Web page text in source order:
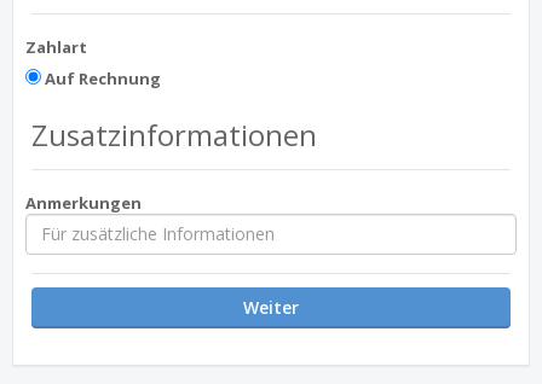
Zahlart
Auf Rechnung
Zusatzinformationen
Anmerkungen
Weiter